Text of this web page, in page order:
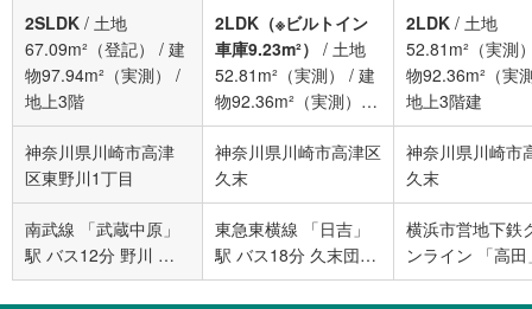
2SLDK / 土地
67.09m²（登記）
/ 建
物97.94m²（実測）
/
地上3階
2LDK（※ビルトイン
車庫9.23m²） / 土地
52.81m²（実測）
/ 建
物92.36m²（実測） /
地上3階建
2LDK / 土地
52.81m²（実測
物92.36m²（実
地上3階建
神奈川県川崎市高津
区東野川1丁目
神奈川県川崎市高津区
久末
神奈川県川崎市
久末
南武線 「武蔵中原」
駅 バス12分 野川 バ
ス停下車 徒歩2分
東急東横線 「日吉」
駅 バス18分 久末団地
バス停下車 徒歩1分
横浜市営地下鉄
ンライン 「高
徒歩20分